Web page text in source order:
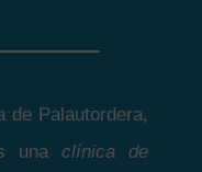
de Palautordera,
una clínica de